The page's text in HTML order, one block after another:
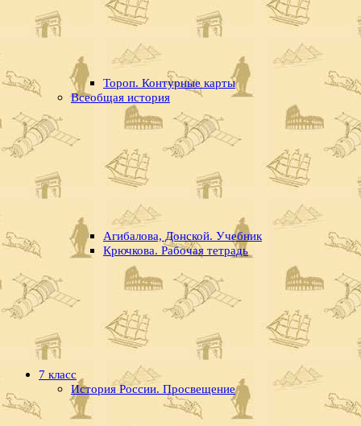
Тороп. Контурные карты
Всеобщая история
Агибалова, Донской. Учебник
Крючкова. Рабочая тетрадь
7 класс
История России. Просвещение